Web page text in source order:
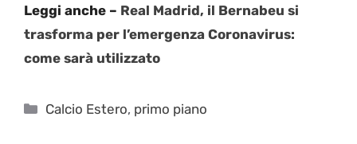
Leggi anche – Real Madrid, il Bernabeu si
trasforma per l’emergenza Coronavirus:
come sarà utilizzato
Categorie
Calcio Estero, primo piano